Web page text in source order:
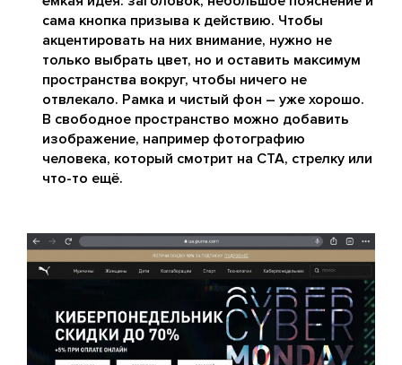
сама кнопка призыва к действию. Чтобы
акцентировать на них внимание, нужно не
только выбрать цвет, но и оставить максимум
пространства вокруг, чтобы ничего не
отвлекало. Рамка и чистый фон – уже хорошо.
В свободное пространство можно добавить
изображение, например фотографию
человека, который смотрит на CTA, стрелку или
что-то ещё.